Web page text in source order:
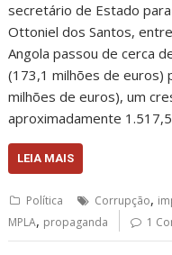
secretário de Estado
Ottoniel dos Santos,
Angola passou de cerca
(173,1 milhões de euros)
milhões de euros), um
aproximadamente
LEIA MAIS
Política Corrupção,
MPLA, propaganda 1